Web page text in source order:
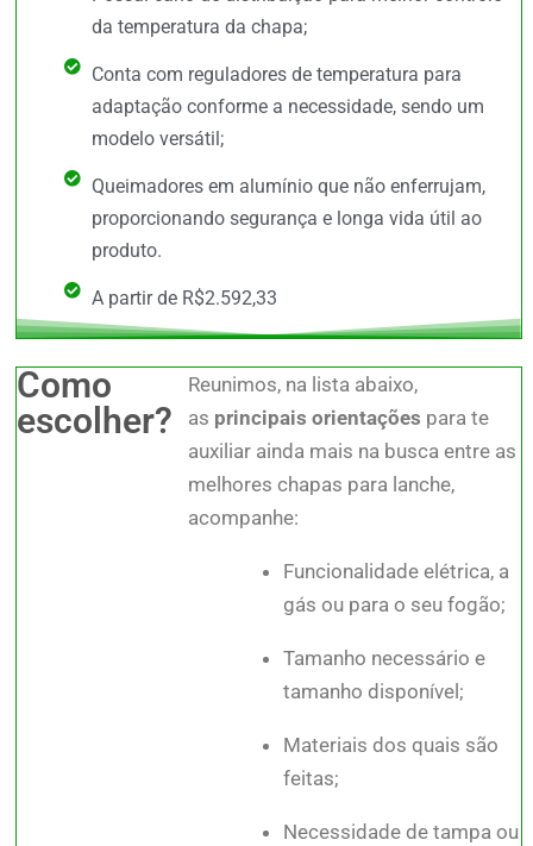
da temperatura da chapa;
Conta com reguladores de temperatura para
adaptação conforme a necessidade, sendo um
modelo versátil;
Queimadores em alumínio que não enferrujam,
proporcionando segurança e longa vida útil ao
produto.
A partir de R$2.592,33
Como
escolher?
Reunimos, na lista abaixo,
as principais orientações para te
auxiliar ainda mais na busca entre as
melhores chapas para lanche,
acompanhe:
Funcionalidade elétrica, a
gás ou para o seu fogão;
Tamanho necessário e
tamanho disponível;
Materiais dos quais são
feitas;
Necessidade de tampa ou